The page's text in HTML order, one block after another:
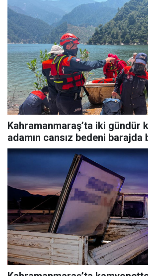
Kahramanmaraş’ta iki gündür
adamın cansız bedeni barajda